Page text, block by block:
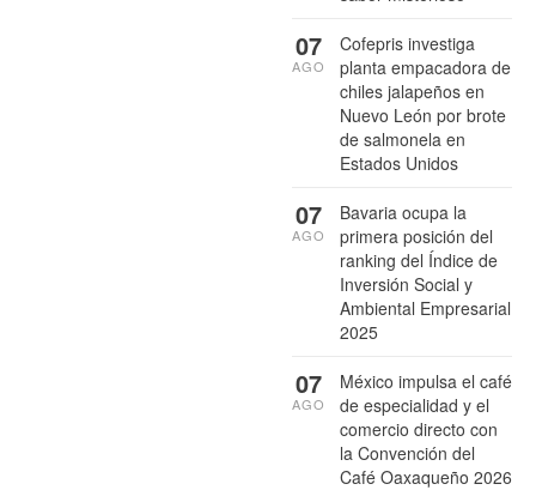
Cofepris investiga
planta empacadora de
chiles jalapeños en
Nuevo León por brote
de salmonela en
Estados Unidos
07
AGO
Bavaria ocupa la
primera posición del
ranking del Índice de
Inversión Social y
Ambiental Empresarial
2025
07
AGO
México impulsa el café
de especialidad y el
comercio directo con
la Convención del
Café Oaxaqueño 2026
07
AGO